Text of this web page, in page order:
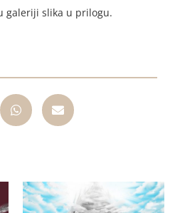
galeriji slika u prilogu.